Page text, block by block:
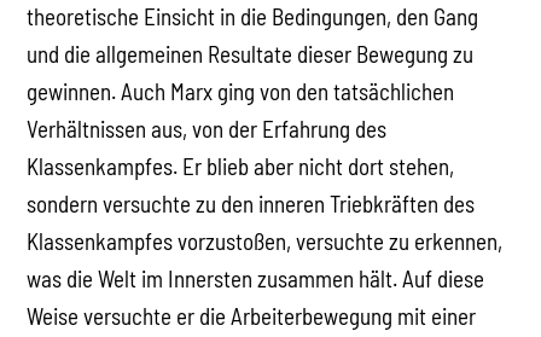
theoretische Einsicht in die Bedingungen, den Gang
und die allgemeinen Resultate dieser Bewegung zu
gewinnen. Auch Marx ging von den tatsächlichen
Verhältnissen aus, von der Erfahrung des
Klassenkampfes. Er blieb aber nicht dort stehen,
sondern versuchte zu den inneren Triebkräften des
Klassenkampfes vorzustoßen, versuchte zu erkennen,
was die Welt im Innersten zusammen hält. Auf diese
Weise versuchte er die Arbeiterbewegung mit einer